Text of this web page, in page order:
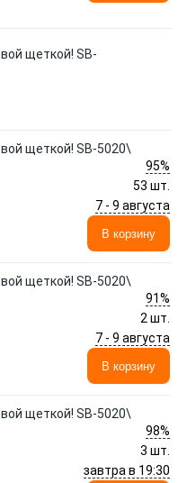
щеткой! SB-
щеткой! SB-5020\
95%
53 шт.
7 - 9 августа
В корзину
щеткой! SB-5020\
91%
2 шт.
7 - 9 августа
В корзину
щеткой! SB-5020\
98%
3 шт.
завтра в 19:30